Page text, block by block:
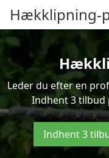
Hækklipning-
Leder du efter en
Indhent 3 tilbud
Indhent 3